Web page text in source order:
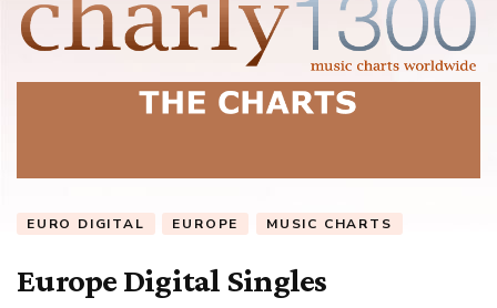
EURO DIGITAL EUROPE MUSIC CHARTS
Europe Digital Singles